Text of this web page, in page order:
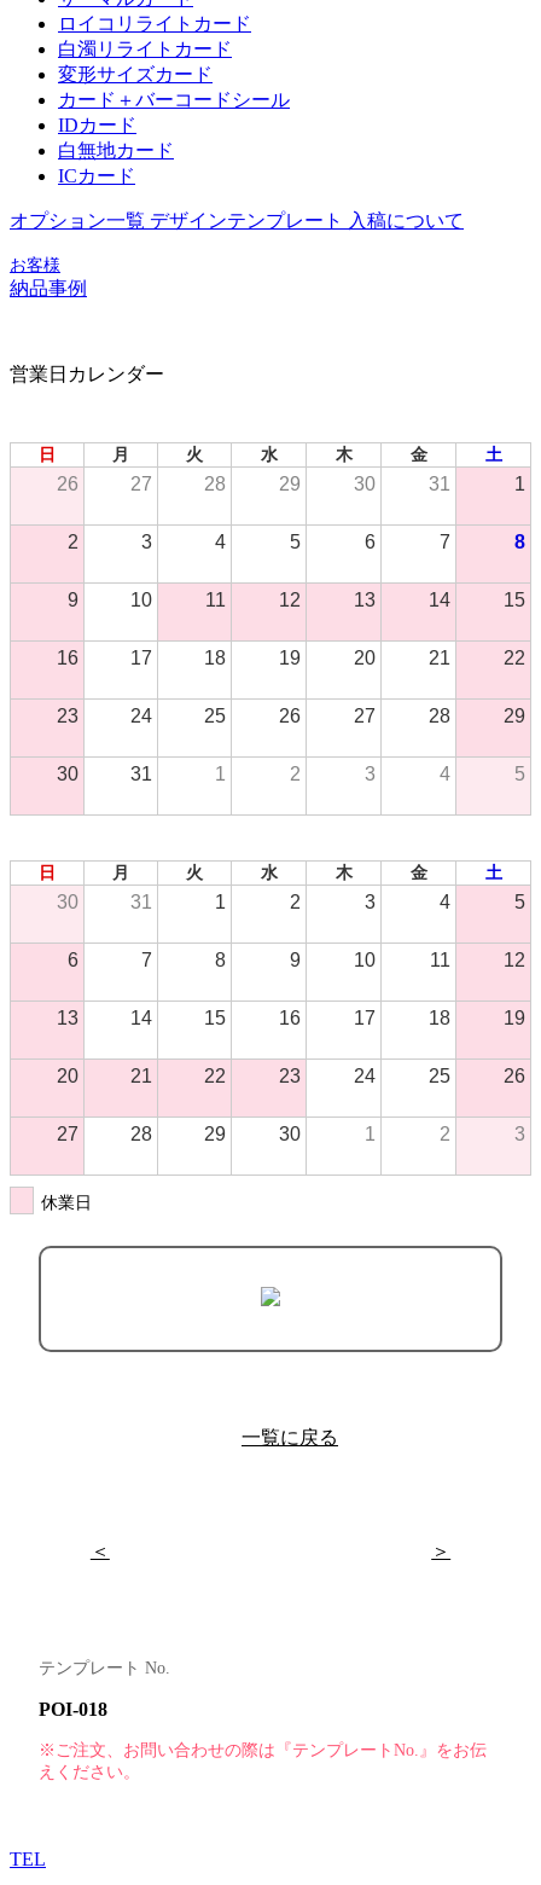
ロイコリライトカード
白濁リライトカード
変形サイズカード
カード＋バーコードシール
IDカード
白無地カード
ICカード
オプション一覧 デザインテンプレート 入稿について
お客様
納品事例
営業日カレンダー
日 月 火 水 木 金 土
26 27 28 29 30 31 1
2 3 4 5 6 7 8
9 10 11 12 13 14 15
16 17 18 19 20 21 22
23 24 25 26 27 28 29
30 31 1 2 3 4 5
日 月 火 水 木 金 土
30 31 1 2 3 4 5
6 7 8 9 10 11 12
13 14 15 16 17 18 19
20 21 22 23 24 25 26
27 28 29 30 1 2 3
休業日
一覧に戻る
＜ ＞
テンプレート No.
POI-018
※ご注文、お問い合わせの際は『テンプレートNo.』をお伝
えください。
TEL